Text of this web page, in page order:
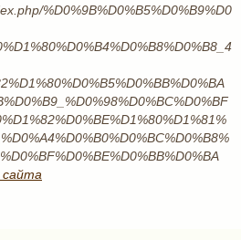
%D0%9B%D0%B5%D0%B9%D0
сайта